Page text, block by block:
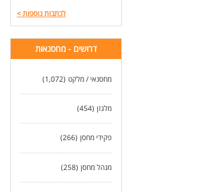
לכתבות נוספות>
דרושים - מחסנאות
מחסנאי / מלקט (1,072)
מלגזן (454)
פקידי מחסן (266)
מנהל מחסן (258)